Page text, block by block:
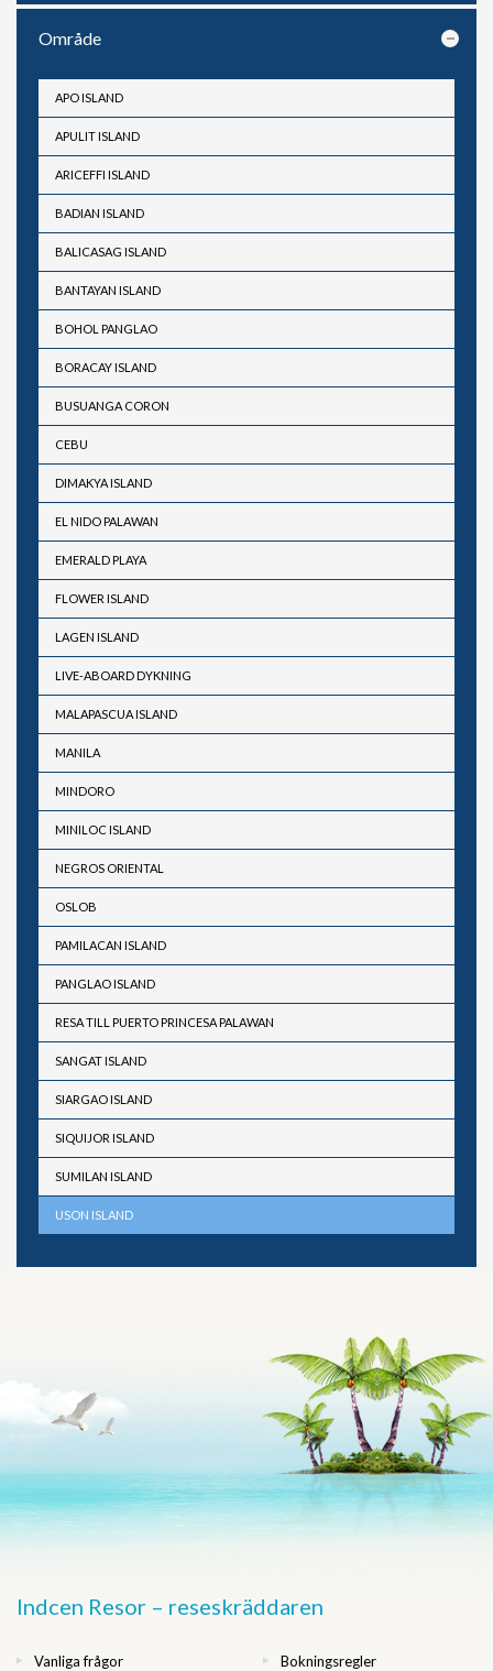
Område
APO ISLAND
APULIT ISLAND
ARICEFFI ISLAND
BADIAN ISLAND
BALICASAG ISLAND
BANTAYAN ISLAND
BOHOL PANGLAO
BORACAY ISLAND
BUSUANGA CORON
CEBU
DIMAKYA ISLAND
EL NIDO PALAWAN
EMERALD PLAYA
FLOWER ISLAND
LAGEN ISLAND
LIVE-ABOARD DYKNING
MALAPASCUA ISLAND
MANILA
MINDORO
MINILOC ISLAND
NEGROS ORIENTAL
OSLOB
PAMILACAN ISLAND
PANGLAO ISLAND
RESA TILL PUERTO PRINCESA PALAWAN
SANGAT ISLAND
SIARGAO ISLAND
SIQUIJOR ISLAND
SUMILAN ISLAND
USON ISLAND
Indcen Resor – reseskräddaren
Vanliga frågor Bokningsregler